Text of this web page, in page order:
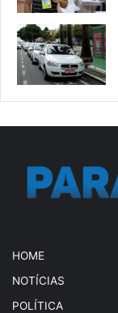
HOME
NOTÍCIAS
POLÍTICA